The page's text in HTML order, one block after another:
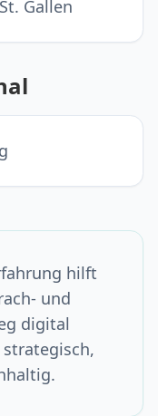
Gallen
hilft
und
digital